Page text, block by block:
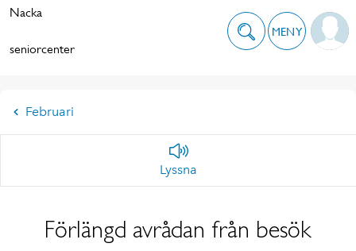
Nacka
seniorcenter
MENY
Februari
Lyssna
Förlängd avrådan från besök